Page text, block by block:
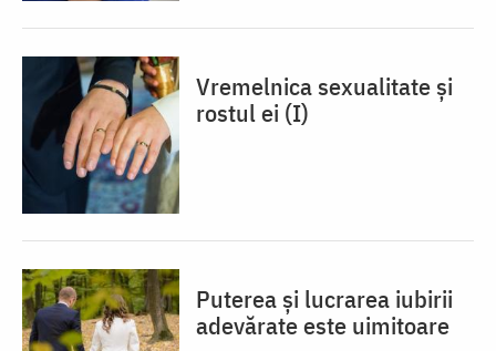
Vremelnica sexualitate și
rostul ei (I)
Puterea și lucrarea iubirii
adevărate este uimitoare